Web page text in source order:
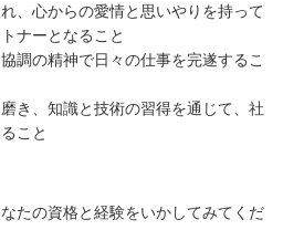
、心からの愛情と思いやりを持って
ナーとなること
調の精神で日々の仕事を完遂するこ
き、知識と技術の習得を通じて、社
こと
たの資格と経験をいかしてみてくだ